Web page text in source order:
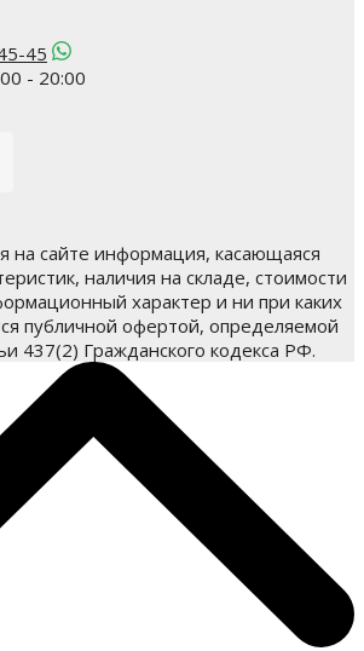
45
- 20:00
на сайте информация, касающаяся
наличия на складе, стоимости
характер и ни при каких
публичной офертой, определяемой
437(2) Гражданского кодекса РФ.